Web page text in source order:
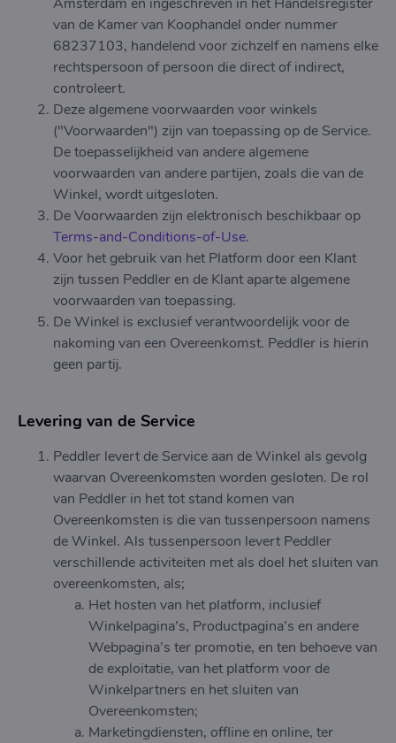
van de Kamer van Koophandel onder nummer
68237103, handelend voor zichzelf en namens elke
rechtspersoon of persoon die direct of indirect,
controleert.
Deze algemene voorwaarden voor winkels
("Voorwaarden") zijn van toepassing op de Service.
De toepasselijkheid van andere algemene
voorwaarden van andere partijen, zoals die van de
Winkel, wordt uitgesloten.
De Voorwaarden zijn elektronisch beschikbaar op
Terms-and-Conditions-of-Use.
Voor het gebruik van het Platform door een Klant
zijn tussen Peddler en de Klant aparte algemene
voorwaarden van toepassing.
De Winkel is exclusief verantwoordelijk voor de
nakoming van een Overeenkomst. Peddler is hierin
geen partij.
Levering van de Service
Peddler levert de Service aan de Winkel als gevolg
waarvan Overeenkomsten worden gesloten. De rol
van Peddler in het tot stand komen van
Overeenkomsten is die van tussenpersoon namens
de Winkel. Als tussenpersoon levert Peddler
verschillende activiteiten met als doel het sluiten van
overeenkomsten, als;
Het hosten van het platform, inclusief
Winkelpagina’s, Productpagina’s en andere
Webpagina’s ter promotie, en ten behoeve van
de exploitatie, van het platform voor de
Winkelpartners en het sluiten van
Overeenkomsten;
Marketingdiensten, offline en online, ter